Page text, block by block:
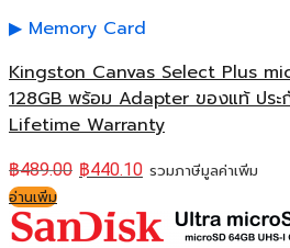
Memory Card
Kingston Canvas Select Plus
128GB พร้อม Adapter ของแท้ ปร
Lifetime Warranty
฿489.00 ฿440.10 รวมภาษีมูลค่าเพิ่ม
อ่านเพิ่ม